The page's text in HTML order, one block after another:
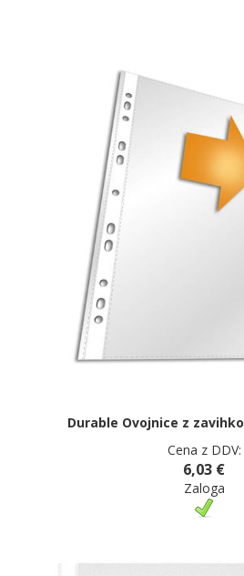
Durable Ovojnice z
Cena z DDV:
6,03 €
Zaloga